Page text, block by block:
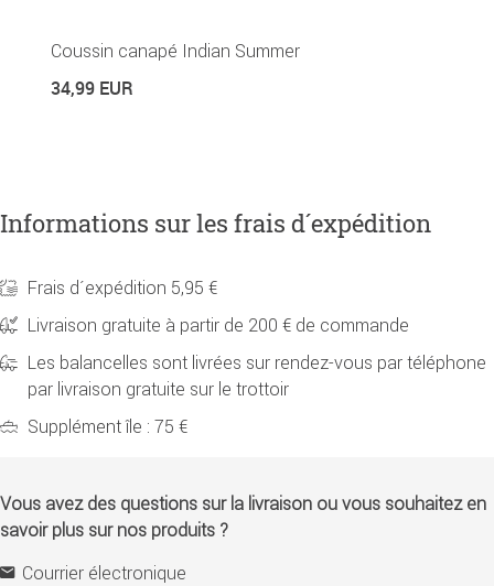
Coussin canapé Indian Summer
34,99 EUR
Informations sur les frais d´expédition
Frais d´expédition 5,95 €
Livraison gratuite à partir de 200 € de commande
Les balancelles sont livrées sur rendez-vous par téléphone
par livraison gratuite sur le trottoir
Supplément île : 75 €
Vous avez des questions sur la livraison ou vous souhaitez en
savoir plus sur nos produits ?
Courrier électronique